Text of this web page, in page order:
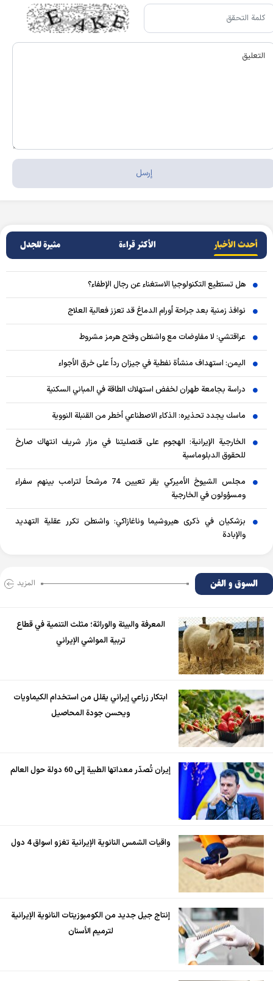
أحدث الأخبار الأکثر قراءة مثيرة للجدل
هل تستطيع التكنولوجيا الاستغناء عن رجال الإطفاء؟
نوافذ زمنية بعد جراحة أورام الدماغ قد تعزز فعالية العلاج
عراقتشي: لا مفاوضات مع واشنطن وفتح هرمز مشروط
اليمن: استهداف منشأة نفطية في جيزان رداً على خرق الأجواء
دراسة بجامعة طهران لخفض استهلاك الطاقة في المباني السكنية
ماسك يجدد تحذيره: الذكاء الاصطناعي أخطر من القنبلة النووية
الخارجية الإيرانية: الهجوم على قنصليتنا في مزار شريف انتهاك صارخ
للحقوق الدبلوماسية
مجلس الشيوخ الأميركي يقر تعيين 74 مرشحاً لترامب بينهم سفراء
ومسؤولون في الخارجية
بزشكيان في ذكرى هيروشيما وناغازاكي: واشنطن تكرر عقلية التهديد
والإبادة
السوق و الفن المزید
المعرفة والبيئة والوراثة؛ مثلث التنمية في قطاع
تربية المواشي الإيراني
ابتكار زراعي إيراني يقلل من استخدام الكيماويات
ويحسن جودة المحاصيل
إيران تُصدّر معداتها الطبية إلى 60 دولة حول العالم
واقيات الشمس النانوية الإيرانية تغزو اسواق 4 دول
إنتاج جيل جديد من الكومبوزيتات النانوية الإيرانية
لترميم الأسنان